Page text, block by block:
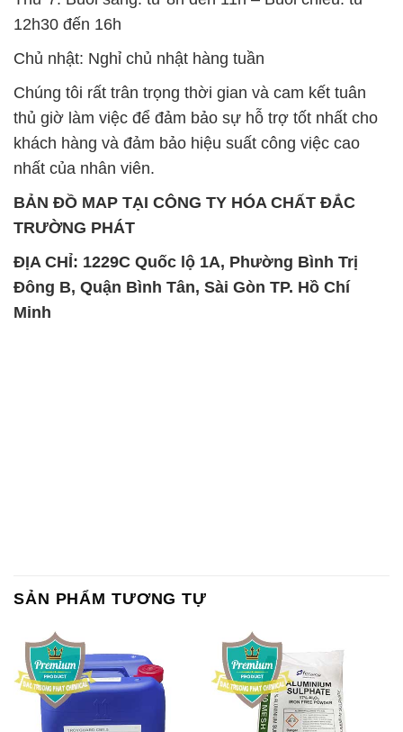
12h30 đến 16h
Chủ nhật: Nghỉ chủ nhật hàng tuần
Chúng tôi rất trân trọng thời gian và cam kết tuân
thủ giờ làm việc để đảm bảo sự hỗ trợ tốt nhất cho
khách hàng và đảm bảo hiệu suất công việc cao
nhất của nhân viên.
BẢN ĐỒ MAP TẠI CÔNG TY HÓA CHẤT ĐẮC
TRƯỜNG PHÁT
ĐỊA CHỈ: 1229C Quốc lộ 1A, Phường Bình Trị
Đông B, Quận Bình Tân, Sài Gòn TP. Hồ Chí
Minh
SẢN PHẨM TƯƠNG TỰ